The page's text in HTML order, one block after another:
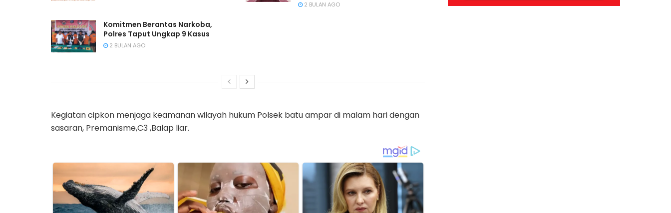
2 BULAN AGO
Komitmen Berantas Narkoba,
Polres Taput Ungkap 9 Kasus
2 BULAN AGO
Kegiatan cipkon menjaga keamanan wilayah hukum Polsek batu ampar di malam hari dengan
sasaran, Premanisme,C3 ,Balap liar.